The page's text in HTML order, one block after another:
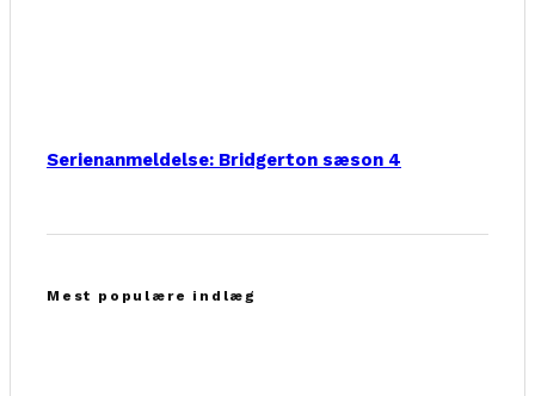
Serienanmeldelse: Bridgerton sæson 4
Mest populære indlæg